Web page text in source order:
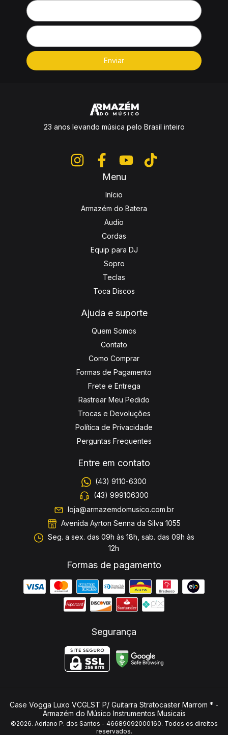
23 anos levando música pelo Brasil inteiro
Menu
Início
Armazém do Batera
Audio
Cordas
Equip para DJ
Sopro
Teclas
Toca Discos
Ajuda e suporte
Quem Somos
Contato
Como Comprar
Formas de Pagamento
Frete e Entrega
Rastrear Meu Pedido
Trocas e Devoluções
Política de Privacidade
Perguntas Frequentes
Entre em contato
(43) 9110-6300
(43) 999106300
loja@armazemdomusico.com.br
Avenida Ayrton Senna da Silva 1055
Seg. a sex. das 09h às 18h, sab. das 09h às
12h
Formas de pagamento
Segurança
Case Vogga Luxo VCGLST P/ Guitarra Stratocaster Marrom * -
Armazém do Músico Instrumentos Musicais
©2026. Adriano P. dos Santos - 46689092000160. Todos os direitos
reservados.